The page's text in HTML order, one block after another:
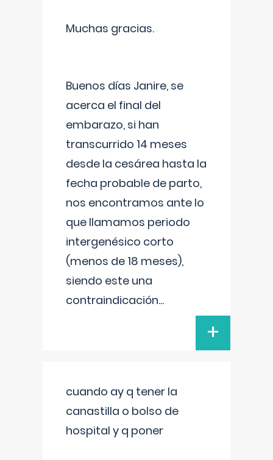
Muchas gracias.
Buenos días Janire, se
acerca el final del
embarazo, si han
transcurrido 14 meses
desde la cesárea hasta la
fecha probable de parto,
nos encontramos ante lo
que llamamos periodo
intergenésico corto
(menos de 18 meses),
siendo este una
contraindicación...
+
cuando ay q tener la
canastilla o bolso de
hospital y q poner